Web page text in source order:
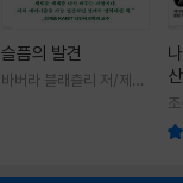
슬픔의 발견
바버라 블래츨리 저/제효